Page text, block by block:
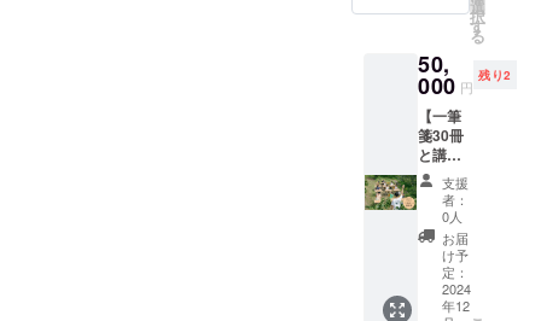
造の過
が変更
するこ
とがあ
りま
す。 ※
発送は
レター
パック
を利用
いたし
ます。
※Tシャ
ツの色
人まで
ます。
■内容量
合計5〜
6個
（約
1.8kg）
内訳:一
級品 3
り品
2〜3個
※送料
込みで
せ、そ
の後１
か月～1
か月半
貯蔵さ
せたし
らぬい
になり
ます。
長期間
栄養を
吸収し
たしら
ぬいの
みで栽
培され
る、果
肉が黒
い柿で
まつば
ら農園
の生産
の中心
となる
果物と
なって
おりま
果物の
加工品
をセッ
トにし
てお送
りいた
しま
す。ま
た、便
箋の果
物は、
柿、キ
ウイ、
いちじ
選
択
す
る
50,
000 円
残り2
【一筆
箋30冊
と講演
券】
50,000
筆箋30
冊（柿
10冊、
キウイ
10冊、
支援
者：
0人
お届
け予
定：
2024
年12